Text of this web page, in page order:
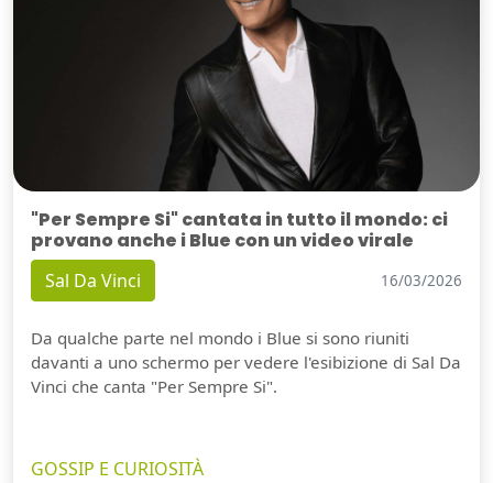
"Per Sempre Si" cantata in tutto il mondo: ci
provano anche i Blue con un video virale
Sal Da Vinci 16/03/2026
Da qualche parte nel mondo i Blue si sono riuniti
davanti a uno schermo per vedere l'esibizione di Sal Da
Vinci che canta "Per Sempre Si".
GOSSIP E CURIOSITÀ